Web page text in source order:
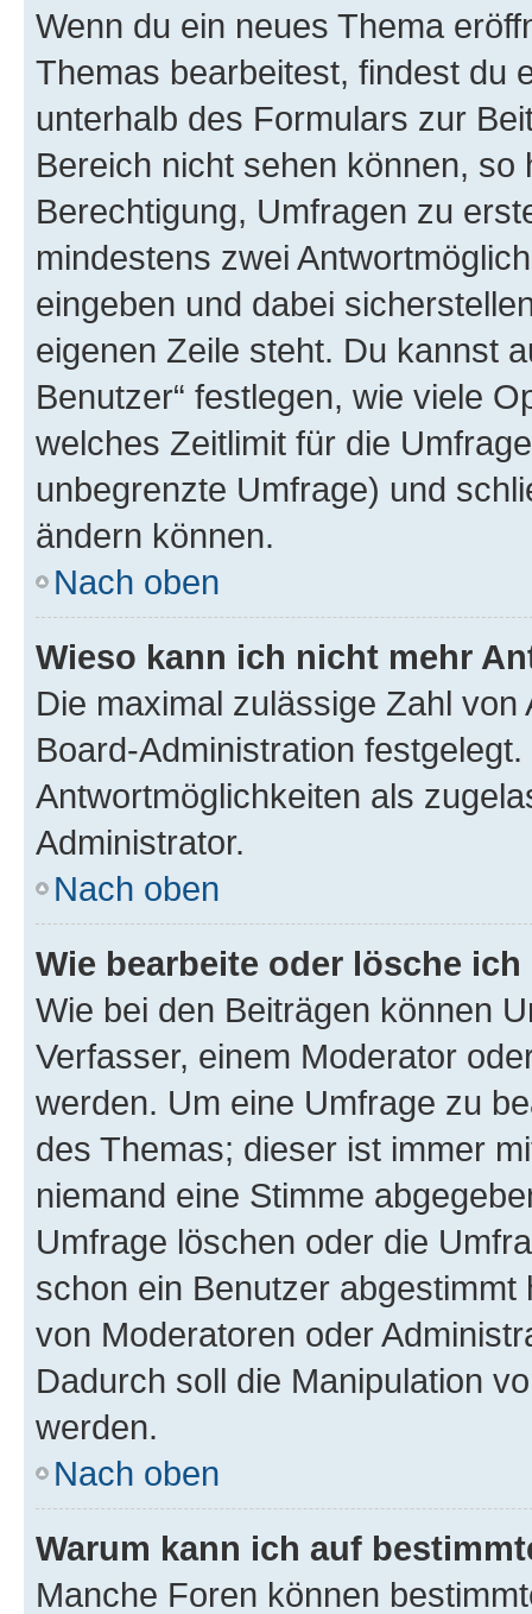
Wenn du ein neues Thema
Themas bearbeitest, findest du
unterhalb des Formulars zur
Bereich nicht sehen können,
Berechtigung, Umfragen zu
mindestens zwei
eingeben und dabei
eigenen Zeile steht. Du kannst
Benutzer“ festlegen, wie viele
welches Zeitlimit für die
unbegrenzte Umfrage) und
ändern können.
Nach oben
Wieso kann ich nicht mehr
Die maximal zulässige Zahl
Board-Administration
Antwortmöglichkeiten als
Administrator.
Nach oben
Wie bearbeite oder lösche
Wie bei den Beiträgen können
Verfasser, einem Moderator
werden. Um eine Umfrage zu
des Themas; dieser ist immer
niemand eine Stimme
Umfrage löschen oder die
schon ein Benutzer
von Moderatoren oder
Dadurch soll die Manipulation
werden.
Nach oben
Warum kann ich auf
Manche Foren können